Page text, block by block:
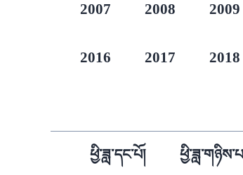
2007 2008 2009
2016 2017 2018
ཕྱི་ཟླ་དང་པོ།